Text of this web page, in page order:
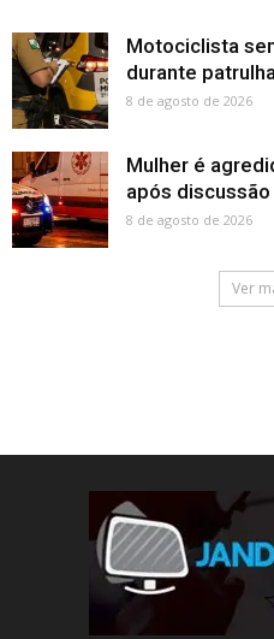
Motociclista
durante
8 de agosto de 2026
Mulher é
após
8 de agosto de 2026
Ver